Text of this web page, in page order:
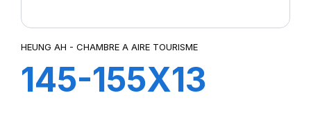
HEUNG AH - CHAMBRE A AIRE TOURISME
145-155X13